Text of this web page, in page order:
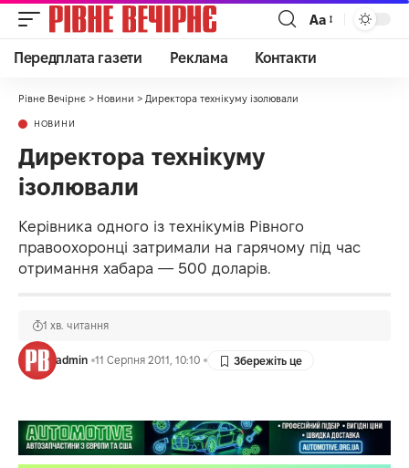
Аа
Передплата газети Реклама Контакти
Рівне Вечірнє > Новини > Директора технікуму ізолювали
НОВИНИ
Директора технікуму
ізолювали
Керівника одного із технікумів Рівного
правоохоронці затримали на гарячому під час
отримання хабара — 500 доларів.
admin 11 Серпня 2011, 10:10
1 хв. читання